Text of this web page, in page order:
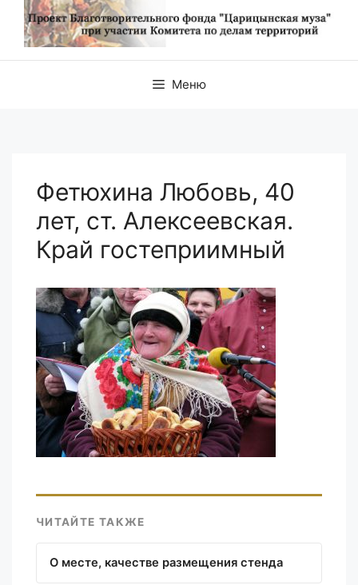
Меню
Фетюхина Любовь, 40
лет, ст. Алексеевская.
Край гостеприимный
ЧИТАЙТЕ ТАКЖЕ
О месте, качестве размещения стенда